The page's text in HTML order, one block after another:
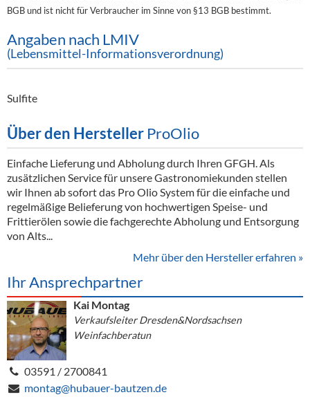
BGB und ist nicht für Verbraucher im Sinne von §13 BGB bestimmt.
Angaben nach LMIV
(Lebensmittel-Informationsverordnung)
Sulfite
Über den Hersteller ProOlio
Einfache Lieferung und Abholung durch Ihren GFGH. Als
zusätzlichen Service für unsere Gastronomiekunden stellen
wir Ihnen ab sofort das Pro Olio System für die einfache und
regelmäßige Belieferung von hochwertigen Speise- und
Frittierölen sowie die fachgerechte Abholung und Entsorgung
von Alts...
Mehr über den Hersteller erfahren »
Ihr Ansprechpartner
Kai Montag
Verkaufsleiter Dresden&Nordsachsen
Weinfachberatun
03591 / 2700841
montag@hubauer-bautzen.de